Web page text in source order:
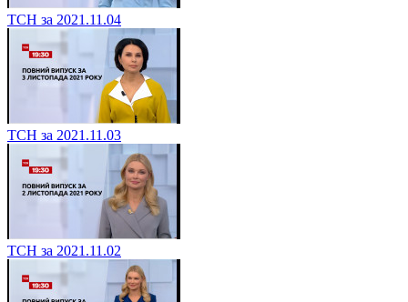
ТСН за 2021.11.04
ТСН за 2021.11.03
ТСН за 2021.11.02